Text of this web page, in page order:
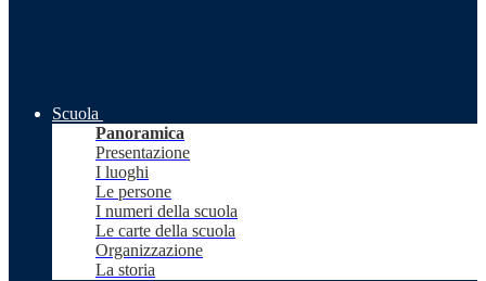
Scuola
Panoramica
Presentazione
I luoghi
Le persone
I numeri della scuola
Le carte della scuola
Organizzazione
La storia